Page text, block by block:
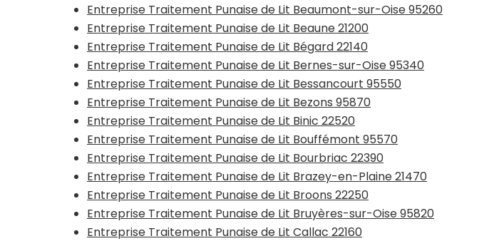
Entreprise Traitement Punaise de Lit Beaumont-sur-Oise 95260
Entreprise Traitement Punaise de Lit Beaune 21200
Entreprise Traitement Punaise de Lit Bégard 22140
Entreprise Traitement Punaise de Lit Bernes-sur-Oise 95340
Entreprise Traitement Punaise de Lit Bessancourt 95550
Entreprise Traitement Punaise de Lit Bezons 95870
Entreprise Traitement Punaise de Lit Binic 22520
Entreprise Traitement Punaise de Lit Bouffémont 95570
Entreprise Traitement Punaise de Lit Bourbriac 22390
Entreprise Traitement Punaise de Lit Brazey-en-Plaine 21470
Entreprise Traitement Punaise de Lit Broons 22250
Entreprise Traitement Punaise de Lit Bruyères-sur-Oise 95820
Entreprise Traitement Punaise de Lit Callac 22160